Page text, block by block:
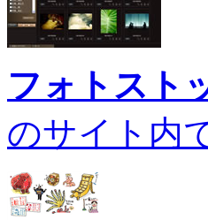
フォトスト
のサイト内